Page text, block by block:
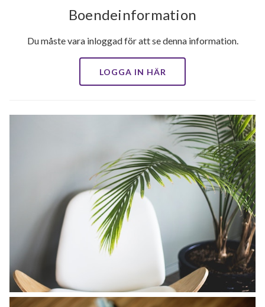
Boendeinformation
Du måste vara inloggad för att se denna information.
LOGGA IN HÄR